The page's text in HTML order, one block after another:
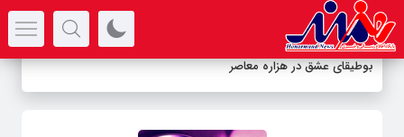
بوطیقای عشق در هزاره معاصر